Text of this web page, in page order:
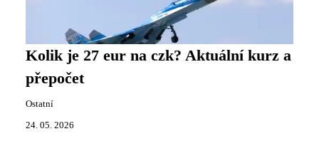
Kolik je 27 eur na czk? Aktuální kurz a
přepočet
Ostatní
24. 05. 2026